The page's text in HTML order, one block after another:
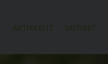
ARTIKKELIT UUTISET